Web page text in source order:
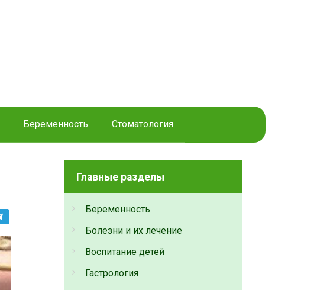
Беременность Стоматология
Главные разделы
Беременность
Болезни и их лечение
Воспитание детей
Гастрология